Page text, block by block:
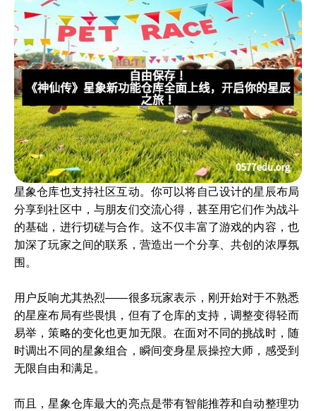
星象仓库也支持社区互动。你可以将自己设计的星辰布局
分享到社区中，与朋友们交流心得，甚至用它们作为战斗
的基础，进行切磋与合作。这不仅丰富了游戏的内容，也
加深了玩家之间的联系，营造出一个分享、共创的浓厚氛
围。
用户反响尤其热烈——很多玩家表示，刚开始对于不熟悉
的星座布局有些畏惧，但有了仓库的支持，调整变得轻而
易举，策略的变化也更加无限。在面对不同的挑战时，随
时调出不同的星象组合，瞬间变身星辰操控大师，感受到
无限自由和满足。
而且，星象仓库最大的亮点是带有智能推荐和自动整理功